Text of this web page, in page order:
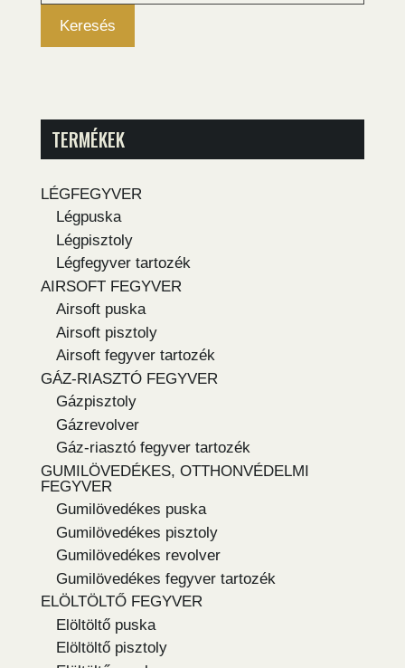
Keresés
TERMÉKEK
LÉGFEGYVER
Légpuska
Légpisztoly
Légfegyver tartozék
AIRSOFT FEGYVER
Airsoft puska
Airsoft pisztoly
Airsoft fegyver tartozék
GÁZ-RIASZTÓ FEGYVER
Gázpisztoly
Gázrevolver
Gáz-riasztó fegyver tartozék
GUMILÖVEDÉKES, OTTHONVÉDELMI
FEGYVER
Gumilövedékes puska
Gumilövedékes pisztoly
Gumilövedékes revolver
Gumilövedékes fegyver tartozék
ELÖLTÖLTŐ FEGYVER
Elöltöltő puska
Elöltöltő pisztoly